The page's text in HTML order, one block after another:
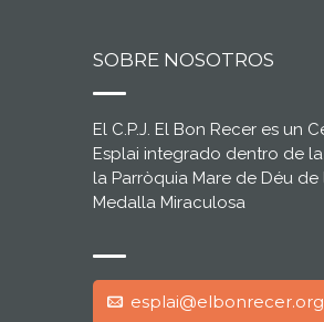
SOBRE NOSOTROS
El C.P.J. El Bon Recer es un
Esplai integrado dentro de
la Parròquia Mare de Déu de
Medalla Miraculosa
esplai@elbonrecer.org